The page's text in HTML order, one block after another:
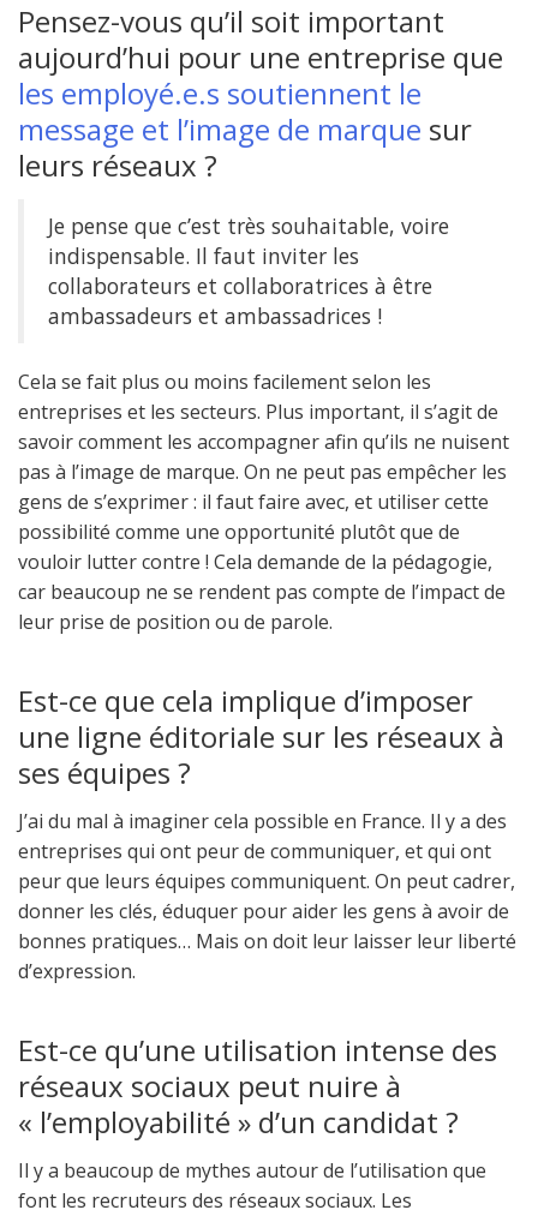
Pensez-vous qu’il soit important
aujourd’hui pour une entreprise que
les employé.e.s soutiennent le
message et l’image de marque sur
leurs réseaux ?
Je pense que c’est très souhaitable, voire
indispensable. Il faut inviter les
collaborateurs et collaboratrices à être
ambassadeurs et ambassadrices !
Cela se fait plus ou moins facilement selon les
entreprises et les secteurs. Plus important, il s’agit de
savoir comment les accompagner afin qu’ils ne nuisent
pas à l’image de marque. On ne peut pas empêcher les
gens de s’exprimer : il faut faire avec, et utiliser cette
possibilité comme une opportunité plutôt que de
vouloir lutter contre ! Cela demande de la pédagogie,
car beaucoup ne se rendent pas compte de l’impact de
leur prise de position ou de parole.
Est-ce que cela implique d’imposer
une ligne éditoriale sur les réseaux à
ses équipes ?
J’ai du mal à imaginer cela possible en France. Il y a des
entreprises qui ont peur de communiquer, et qui ont
peur que leurs équipes communiquent. On peut cadrer,
donner les clés, éduquer pour aider les gens à avoir de
bonnes pratiques… Mais on doit leur laisser leur liberté
d’expression.
Est-ce qu’une utilisation intense des
réseaux sociaux peut nuire à
« l’employabilité » d’un candidat ?
Il y a beaucoup de mythes autour de l’utilisation que
font les recruteurs des réseaux sociaux. Les